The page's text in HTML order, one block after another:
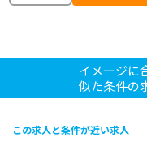
イメージに
似た条件の
この求人と条件が近い求人